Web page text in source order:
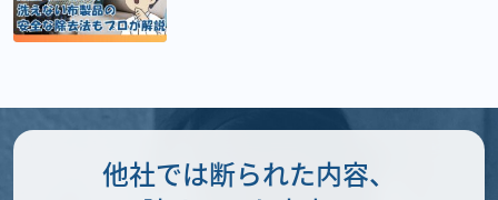
他社では断られた内容、